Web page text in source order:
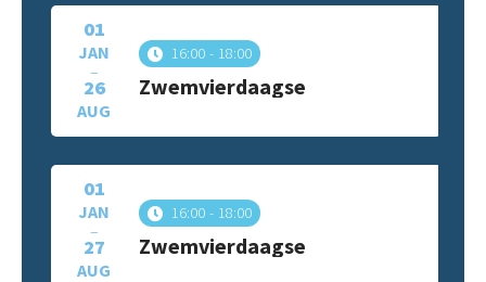
01
JAN
–
26
AUG
16:00 18:00
Zwemvierdaagse
01
JAN
–
27
AUG
16:00 18:00
Zwemvierdaagse